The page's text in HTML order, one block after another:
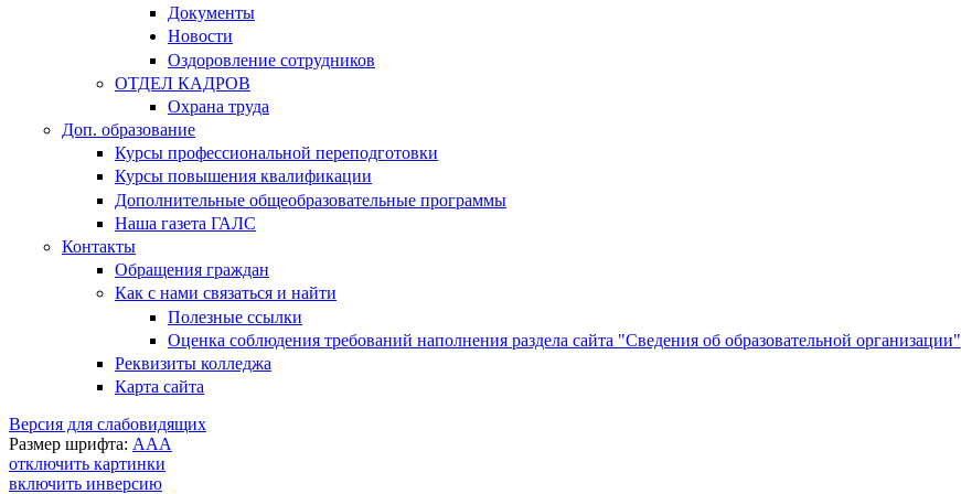
Документы
Новости
Оздоровление сотрудников
ОТДЕЛ КАДРОВ
Охрана труда
Доп. образование
Курсы профессиональной переподготовки
Курсы повышения квалификации
Дополнительные общеобразовательные программы
Наша газета ГАЛС
Контакты
Обращения граждан
Как с нами связаться и найти
Полезные ссылки
Оценка соблюдения требований наполнения раздела сайта "Сведения об образовательной организации"
Реквизиты колледжа
Карта сайта
Версия для слабовидящих
Размер шрифта: AAA
отключить картинки
включить инверсию